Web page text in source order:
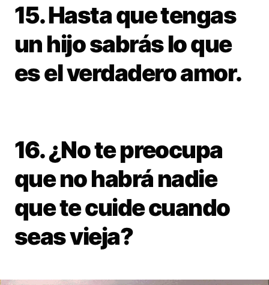
15. Hasta que tengas
un hijo sabrás lo que
es el verdadero amor.
16. ¿No te preocupa
que no habrá nadie
que te cuide cuando
seas vieja?